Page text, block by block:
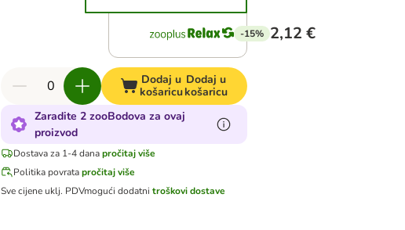
-15% 2,12 €
Dodaj u
košaricu
Dodaj u
košaricu
Zaradite 2 zooBodova za ovaj
proizvod
Dostava za 1-4 danapročitaj više
Politika povratapročitaj više
Sve cijene uklj. PDVmogući dodatnitroškovi dostave